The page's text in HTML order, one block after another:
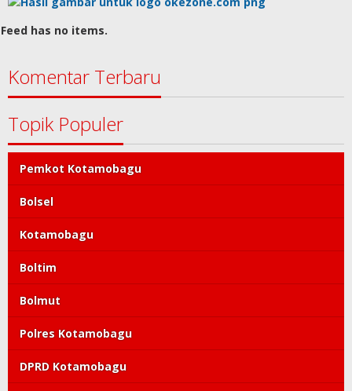
Feed has no items.
Komentar Terbaru
Topik Populer
Pemkot Kotamobagu
Bolsel
Kotamobagu
Boltim
Bolmut
Polres Kotamobagu
DPRD Kotamobagu